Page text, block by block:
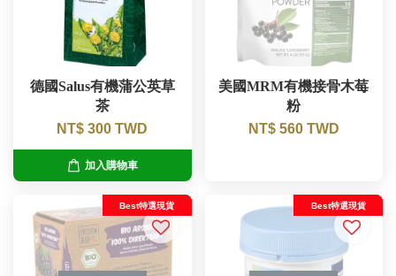
德國Salus有機蒲公英草
茶
NT$ 300 TWD
加入購物車
美國MRM有機接骨木莓
粉
NT$ 560 TWD
Best特選現貨 Best特選現貨